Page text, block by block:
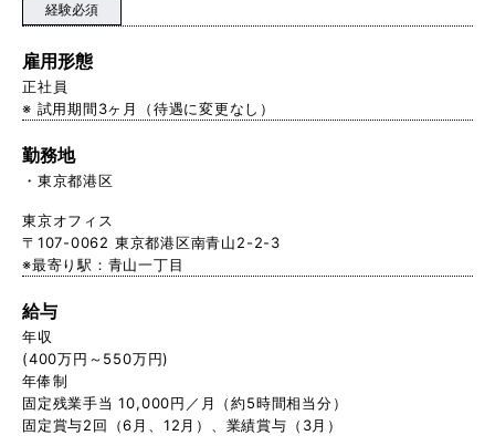
経験必須
雇用形態
正社員
※ 試用期間3ヶ月（待遇に変更なし）
勤務地
東京都港区
東京オフィス
〒107-0062 東京都港区南青山2-2-3
※最寄り駅：青山一丁目
給与
年収
(400万円～550万円)
年俸制
固定残業手当 10,000円／月（約5時間相当分）
固定賞与2回（6月、12月）、業績賞与（3月）